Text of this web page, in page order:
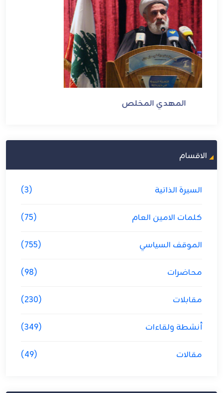
الاقسام
السيرة الذاتية (3)
كلمات الامين العام (75)
الموقف السياسي (755)
محاضرات (98)
مقابلات (230)
أنشطة ولقاءات (349)
مقالات (49)